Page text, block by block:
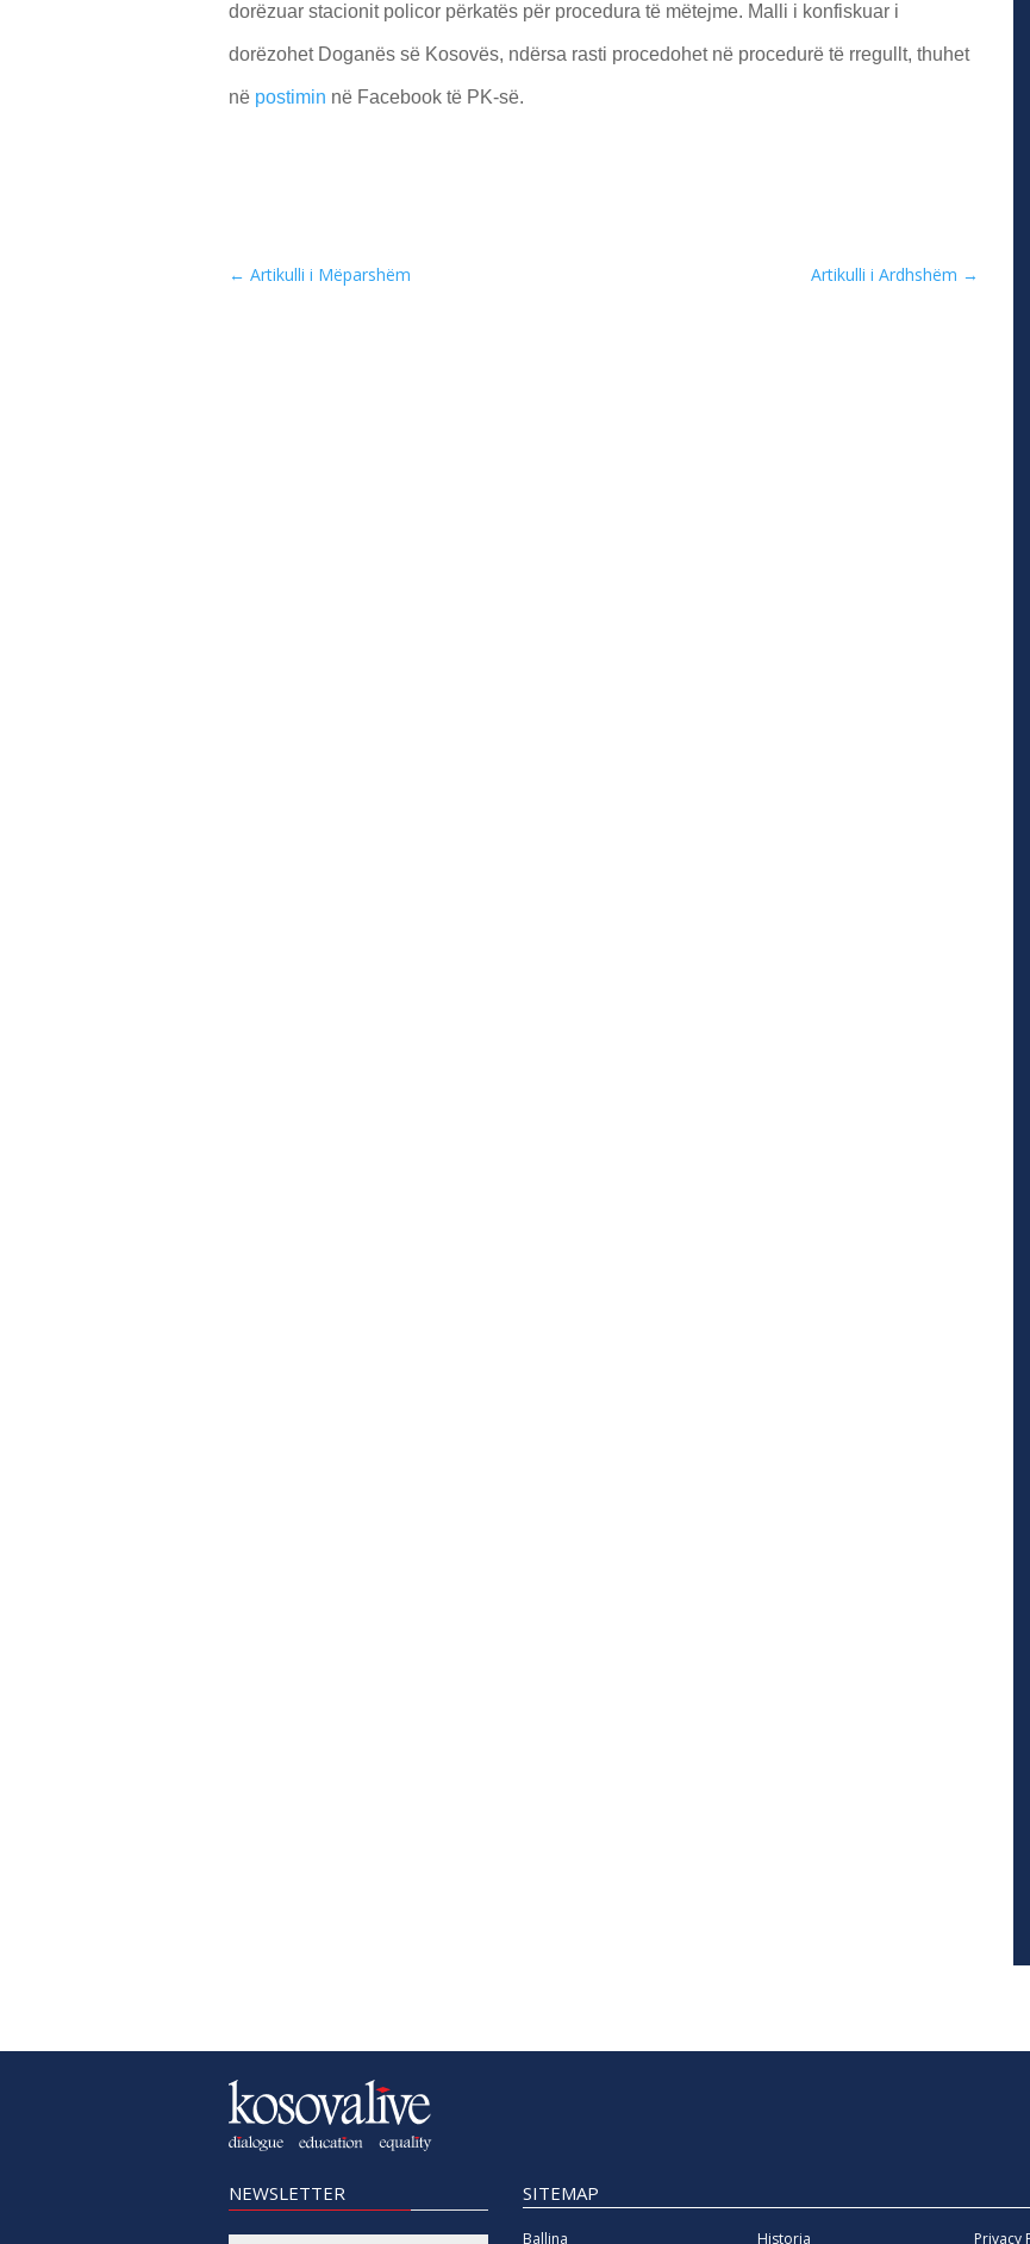
dorëzuar stacionit policor përkatës për procedura të mëtejme. Malli i konfiskuar i
dorëzohet Doganës së Kosovës, ndërsa rasti procedohet në procedurë të rregullt, thuhet
në postimin në Facebook të PK-së.
← Artikulli i Mëparshëm Artikulli i Ardhshëm →
NEWSLETTER SITEMAP
Ballina Historia Privacy